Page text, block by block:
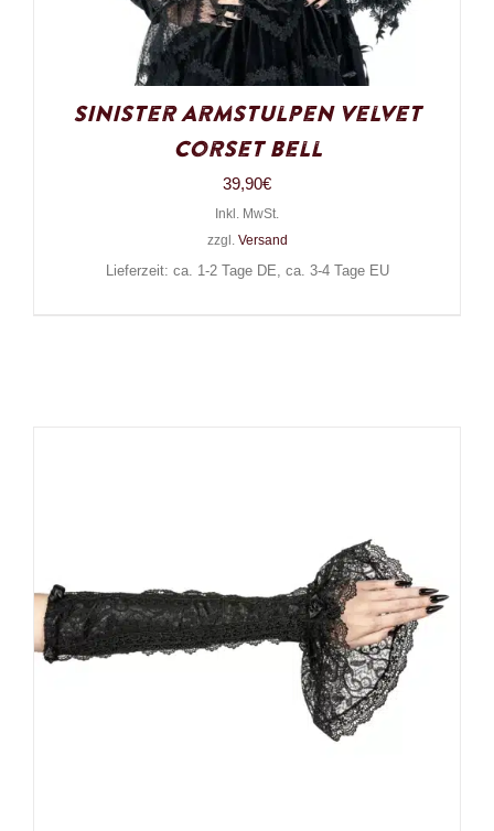
Sinister Armstulpen Velvet
Corset Bell
39,90€
Inkl. MwSt.
zzgl. Versand
Lieferzeit: ca. 1-2 Tage DE, ca. 3-4 Tage EU